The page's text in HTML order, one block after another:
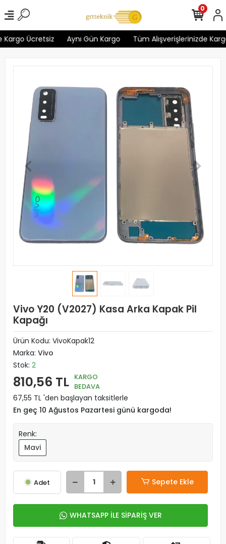
Ücretsiz Aynı Gün Kargo Tüm Alışverişlerinizde
0
Vivo Y20 (V2027) Kasa Arka Kapak Pil
Kapağı
Ürün Kodu: VivoKapak12
Marka: Vivo
Stok: 2
810,56 TL KARGO
BEDAVA
67,55 TL 'den başlayan taksitlerle
En geç 10 Ağustos Pazartesi günü kargoda!
Renk:
Mavi
Adet Sepete Ekle
WHATSAPP İLE SİPARİŞ VER